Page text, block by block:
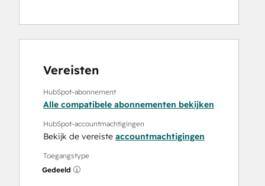
Vereisten
HubSpot-abonnement
Alle compatibele abonnementen bekijken
HubSpot-accountmachtigingen
Bekijk de vereiste accountmachtigingen
Toegangstype
Gedeeld